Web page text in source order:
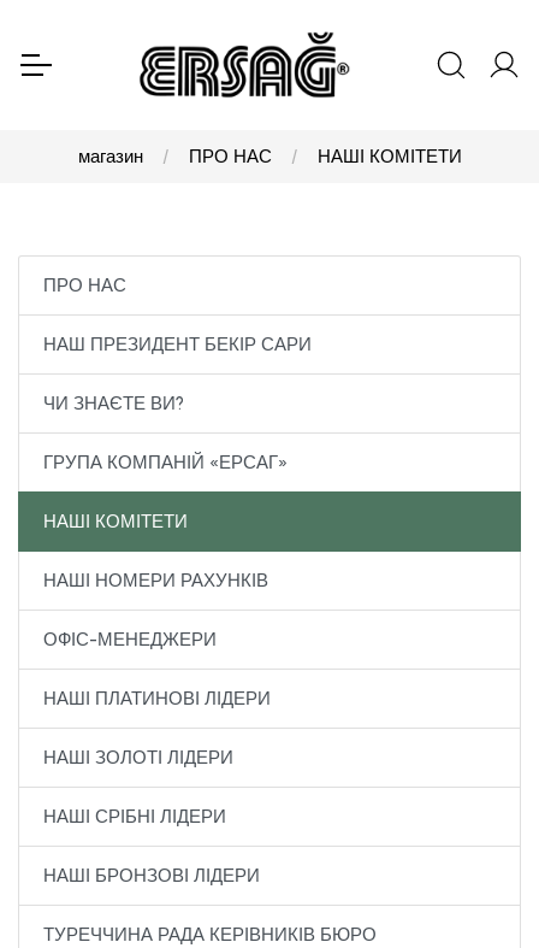
магазин ПРО НАС НАШІ КОМІТЕТИ
ПРО НАС
НАШ ПРЕЗИДЕНТ БЕКІР САРИ
ЧИ ЗНАЄТЕ ВИ?
ГРУПА КОМПАНІЙ «ЕРСАГ»
НАШІ КОМІТЕТИ
НАШІ НОМЕРИ РАХУНКІВ
ОФІС-МЕНЕДЖЕРИ
НАШІ ПЛАТИНОВІ ЛІДЕРИ
НАШІ ЗОЛОТІ ЛІДЕРИ
НАШІ СРІБНІ ЛІДЕРИ
НАШІ БРОНЗОВІ ЛІДЕРИ
ТУРЕЧЧИНА РАДА КЕРІВНИКІВ БЮРО